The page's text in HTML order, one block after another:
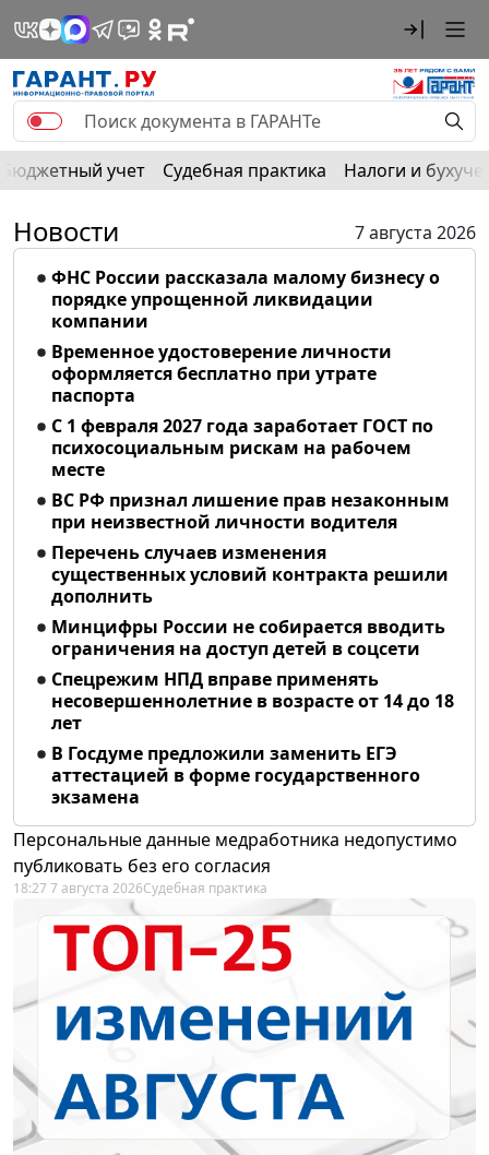
Бюджетный учет Судебная практика Налоги и
Новости
7 августа 2026
ФНС России рассказала малому бизнесу о
порядке упрощенной ликвидации
компании
Временное удостоверение личности
оформляется бесплатно при утрате
паспорта
С 1 февраля 2027 года заработает ГОСТ по
психосоциальным рискам на рабочем
месте
ВС РФ признал лишение прав незаконным
при неизвестной личности водителя
Перечень случаев изменения
существенных условий контракта решили
дополнить
Минцифры России не собирается вводить
ограничения на доступ детей в соцсети
Спецрежим НПД вправе применять
несовершеннолетние в возрасте от 14 до 18
лет
В Госдуме предложили заменить ЕГЭ
аттестацией в форме государственного
экзамена
Персональные данные медработника недопустимо
публиковать без его согласия
18:27 7 августа 2026Судебная практика